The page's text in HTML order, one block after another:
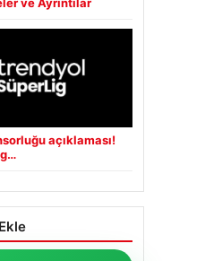
açıklaması!